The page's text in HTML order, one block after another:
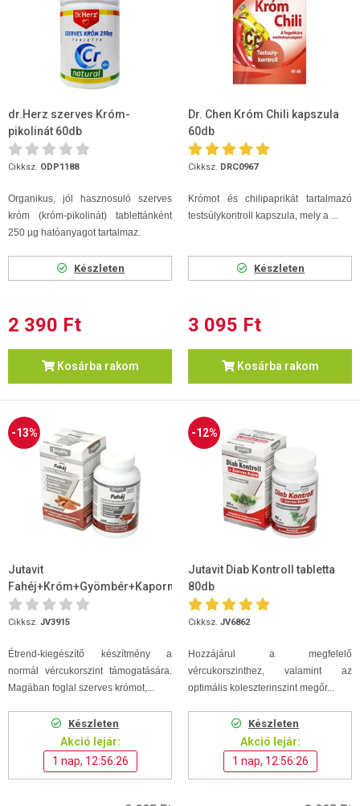
dr.Herz szerves Króm-
pikolinát 60db
Cikksz. ODP1188
Organikus, jól hasznosuló szerves
króm (króm-pikolinát) tablettánként
250 µg hatóanyagot tartalmaz.
Készleten
2 390 Ft
Kosárba rakom
Dr. Chen Króm Chili kapszula
60db
Cikksz. DRC0967
Krómot és chilipaprikát tartalmazó
testsúlykontroll kapszula, mely a ...
Készleten
3 095 Ft
Kosárba rakom
-13%
Jutavit
Fahéj+Króm+Gyömbér+Kapormag
120 db Filmtabletta
Cikksz. JV3915
Étrend-kiegészítő készítmény a
normál vércukorszint támogatására.
Magában foglal szerves krómot,...
Készleten
Akció lejár:
1 nap, 12:56:25
-12%
Jutavit Diab Kontroll tabletta
80db
Cikksz. JV6862
Hozzájárul a megfelelő
vércukorszinthez, valamint az
optimális koleszterinszint megőr...
Készleten
Akció lejár:
1 nap, 12:56:25